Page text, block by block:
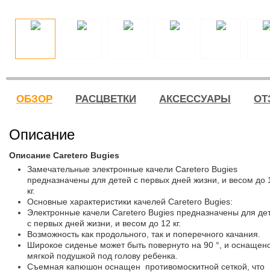
ОБЗОР РАСЦВЕТКИ АКСЕССУАРЫ
Описание
Описание Caretero Bugies
Замечательные электронные качели Caretero Bugies
предназначены для детей с первых дней жизни, и весом до
кг.
Основные характеристики качелей Caretero Bugies:
Электронные качели Caretero Bugies предназначены для
с первых дней жизни, и весом до 12 кг.
Возможность как продольного, так и поперечного качания.
Широкое сиденье может быть повернуто на 90 °, и
мягкой подушкой под голову ребенка.
Съемная капюшон оснащен противомоскитной сеткой, что